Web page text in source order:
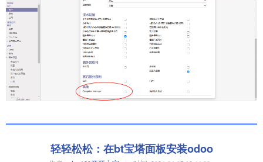
轻轻松松：在bt宝塔面板安装odoo